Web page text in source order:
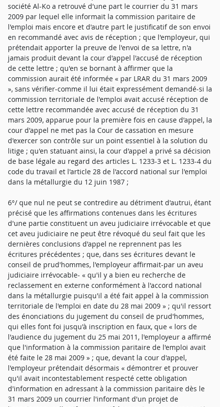
société Al-Ko a retrouvé d'une part le courrier du 31 mars
2009 par lequel elle informait la commission paritaire de
l'emploi mais encore et d'autre part le justificatif de son envoi
en recommandé avec avis de réception ; que l'employeur, qui
prétendait apporter la preuve de l'envoi de sa lettre, n'a
jamais produit devant la cour d'appel l'accusé de réception
de cette lettre ; qu'en se bornant à affirmer que la
commission aurait été informée « par LRAR du 31 mars 2009
», sans vérifier-comme il lui était expressément demandé-si la
commission territoriale de l'emploi avait accusé réception de
cette lettre recommandée avec accusé de réception du 31
mars 2009, apparue pour la première fois en cause d'appel, la
cour d'appel ne met pas la Cour de cassation en mesure
d'exercer son contrôle sur un point essentiel à la solution du
litige ; qu'en statuant ainsi, la cour d'appel a privé sa décision
de base légale au regard des articles L. 1233-3 et L. 1233-4 du
code du travail et l'article 28 de l'accord national sur l'emploi
dans la métallurgie du 12 juin 1987 ;
6°/ que nul ne peut se contredire au détriment d'autrui, étant
précisé que les affirmations contenues dans les écritures
d'une partie constituent un aveu judiciaire irrévocable et que
cet aveu judiciaire ne peut être révoqué du seul fait que les
dernières conclusions d'appel ne reprennent pas les
écritures précédentes ; que, dans ses écritures devant le
conseil de prud'hommes, l'employeur affirmait-par un aveu
judiciaire irrévocable- « qu'il y a bien eu recherche de
reclassement en externe conformément à l'accord national
dans la métallurgie puisqu'il a été fait appel à la commission
territoriale de l'emploi en date du 28 mai 2009 » ; qu'il ressort
des énonciations du jugement du conseil de prud'hommes,
qui elles font foi jusqu'à inscription en faux, que « lors de
l'audience du jugement du 25 mai 2011, l'employeur a affirmé
que l'information à la commission paritaire de l'emploi avait
été faite le 28 mai 2009 » ; que, devant la cour d'appel,
l'employeur prétendait désormais « démontrer et prouver
qu'il avait incontestablement respecté cette obligation
d'information en adressant à la commission paritaire dès le
31 mars 2009 un courrier l'informant d'un projet de